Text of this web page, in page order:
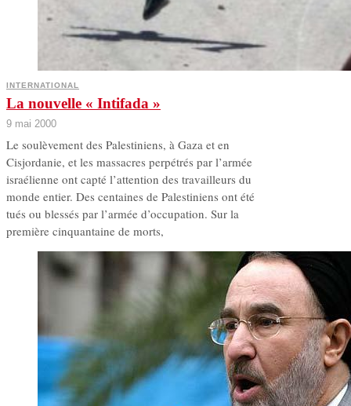
INTERNATIONAL
La nouvelle « Intifada »
9 mai 2000
Le soulèvement des Palestiniens, à Gaza et en
Cisjordanie, et les massacres perpétrés par l’armée
israélienne ont capté l’attention des travailleurs du
monde entier. Des centaines de Palestiniens ont été
tués ou blessés par l’armée d’occupation. Sur la
première cinquantaine de morts,